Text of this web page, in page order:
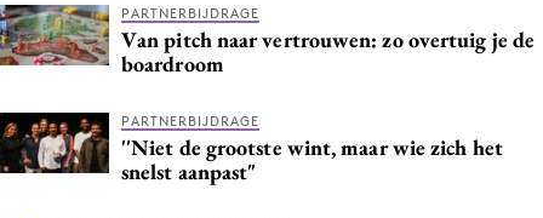
Programmatic
Purpose Marketing
PARTNERBIJDRAGE
Van pitch naar vertrouwen: zo overtuig je de
boardroom
PARTNERBIJDRAGE
''Niet de grootste wint, maar wie zich het
snelst aanpast"